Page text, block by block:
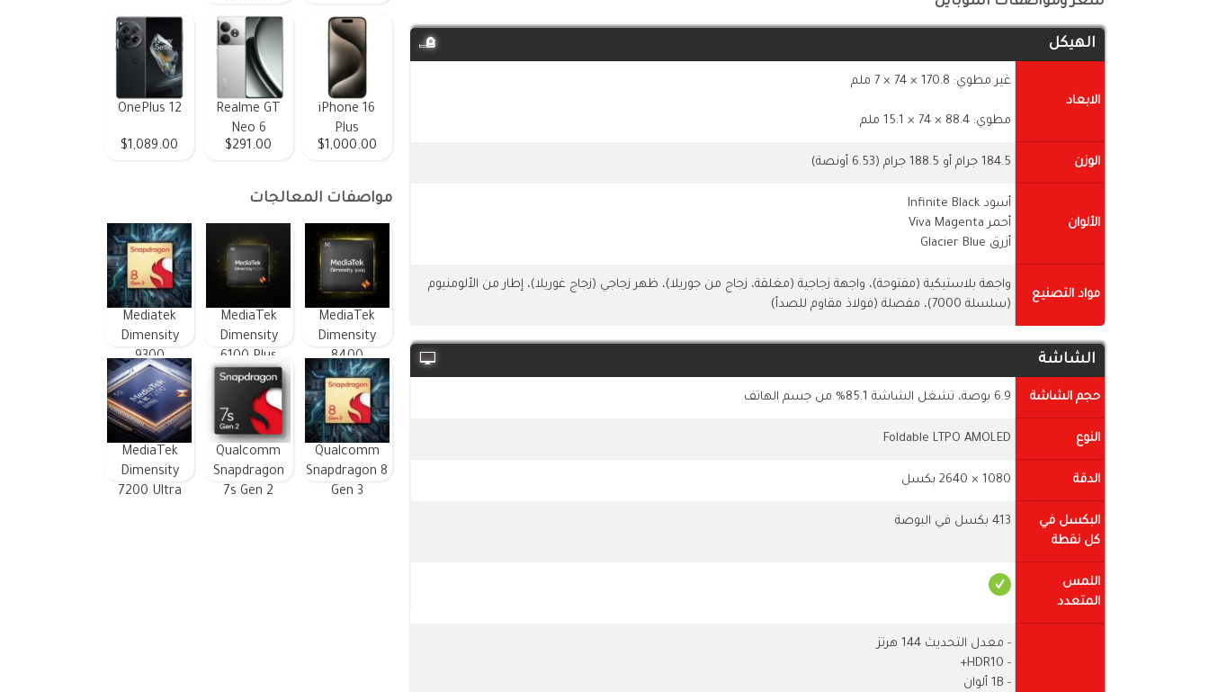
الهيكل
الابعاد
غير مطوي: 170.8 × 74 × 7 ملم
مطوي: 88.4 × 74 × 15.1 ملم
الوزن 184.5 جرام أو 188.5 جرام (6.53 أونصة)
الألوان
أسود Infinite Black
أحمر Viva Magenta
أزرق Glacier Blue
مواد التصنيع
واجهة بلاستيكية (مفتوحة)، واجهة زجاجية (مغلقة، زجاج من جوريلا)، ظهر زجاجي (زجاج غوريلا)، إطار من الألومنيوم
(سلسلة 7000)، مفصلة (فولاذ مقاوم للصدأ)
الشاشة
حجم الشاشة 6.9 بوصة، تشغل الشاشة 85.1% من جسم الهاتف
النوع Foldable LTPO AMOLED
الدقة 1080 × 2640 بكسل
البكسل في
كل نقطة
413 بكسل في البوصة
اللمس
المتعدد
- معدل التحديث 144 هرتز
- HDR10+
- 1B ألوان
iPhone 16
Plus
$1,000.00
Realme GT
Neo 6
$291.00
OnePlus 12
$1,089.00
مواصفات المعالجات
MediaTek
Dimensity
8400
MediaTek
Dimensity
6100 Plus
Mediatek
Dimensity
9300
Qualcomm
Snapdragon 8
Gen 3
Qualcomm
Snapdragon
7s Gen 2
MediaTek
Dimensity
7200 Ultra